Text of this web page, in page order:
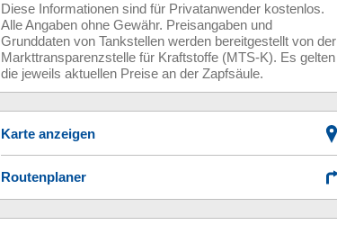
Diese Informationen sind für Privatanwender kostenlos.
Alle Angaben ohne Gewähr. Preisangaben und
Grunddaten von Tankstellen werden bereitgestellt von der
Markttransparenzstelle für Kraftstoffe (MTS-K). Es gelten
die jeweils aktuellen Preise an der Zapfsäule.
Karte anzeigen
Routenplaner